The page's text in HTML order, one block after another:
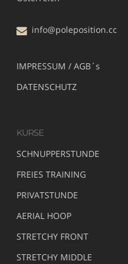
info@poleposition.cc
IMPRESSUM / AGB´s
DATENSCHUTZ
KURSE
SCHNUPPERSTUNDE
FREIES TRAINING
PRIVATSTUNDE
AERIAL HOOP
STRETCHY FRONT
STRETCHY MIDDLE